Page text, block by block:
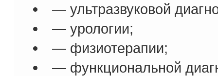
— ультразвуковой
— урологии;
— физиотерапии;
— функциональной